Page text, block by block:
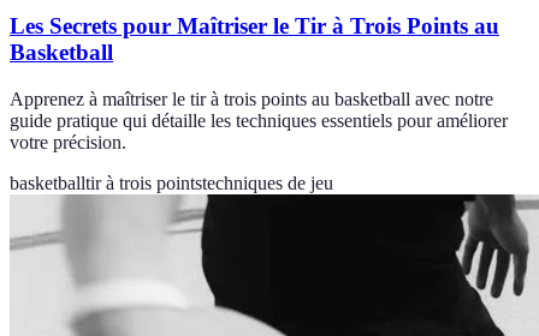
Les Secrets pour Maîtriser le Tir à Trois Points au
Basketball
Apprenez à maîtriser le tir à trois points au basketball avec notre
guide pratique qui détaille les techniques essentiels pour améliorer
votre précision.
basketballtir à trois pointstechniques de jeu